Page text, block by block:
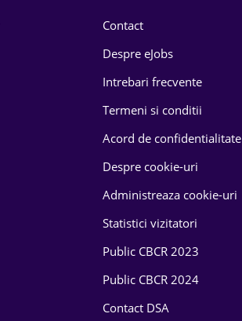
Contact
Despre eJobs
Intrebari frecvente
Termeni si conditii
Acord de confidentialitate
Despre cookie-uri
Administreaza cookie-uri
Statistici vizitatori
Public CBCR 2023
Public CBCR 2024
Contact DSA